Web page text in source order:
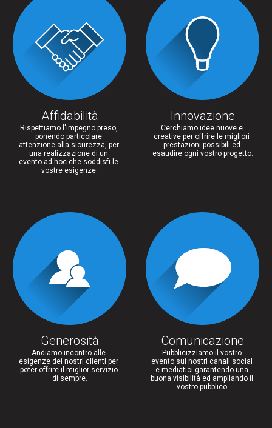
Affidabilità
Rispettiamo l'impegno preso,
ponendo particolare
attenzione alla sicurezza, per
una realizzazione di un
evento ad hoc che soddisfi le
vostre esigenze.
Innovazione
Cerchiamo idee nuove e
creative per offrire le migliori
prestazioni possibili ed
esaudire ogni vostro progetto.
Generosità
Andiamo incontro alle
esigenze dei nostri clienti per
poter offrire il miglior servizio
di sempre.
Comunicazione
Pubblicizziamo il vostro
evento sui nostri canali social
e mediatici garantendo una
buona visibilità ed ampliando il
vostro pubblico.